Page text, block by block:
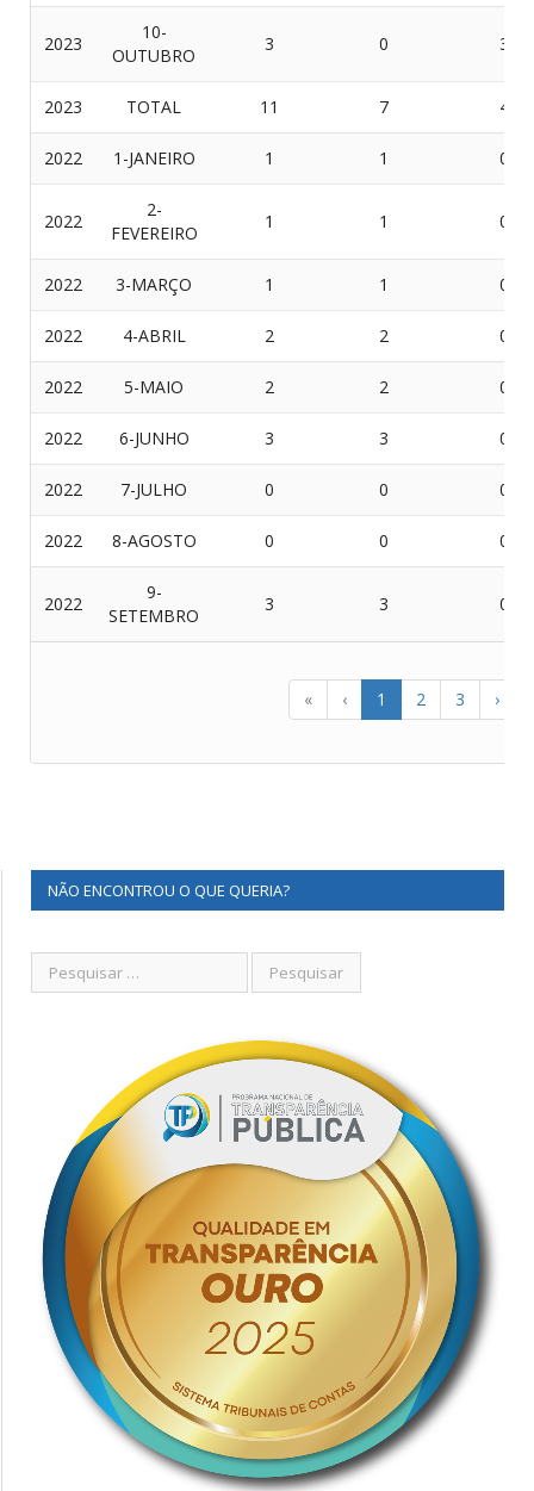
2023
10-
OUTUBRO
3 0 3
2023 TOTAL 11 7 4
2022 1-JANEIRO 1 1 0
2022
2-
FEVEREIRO
1 1 0
2022 3-MARÇO 1 1 0
2022 4-ABRIL 2 2 0
2022 5-MAIO 2 2 0
2022 6-JUNHO 3 3 0
2022 7-JULHO 0 0 0
2022 8-AGOSTO 0 0 0
2022
9-
SETEMBRO
3 3 0
« ‹ 1 2 3 ›
NÃO ENCONTROU O QUE QUERIA?